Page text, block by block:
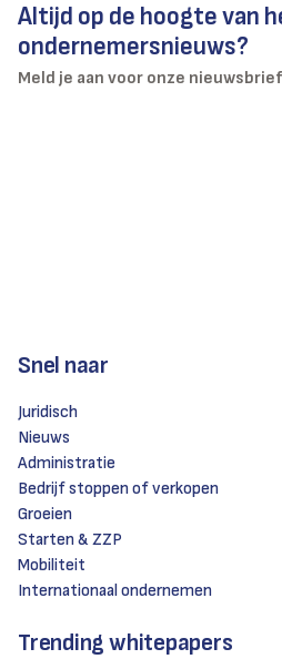
Altijd op de hoogte van
ondernemersnieuws?
Meld je aan voor onze nieuwsbrief
Snel naar
Juridisch
Nieuws
Administratie
Bedrijf stoppen of verkopen
Groeien
Starten & ZZP
Mobiliteit
Internationaal ondernemen
Trending whitepapers